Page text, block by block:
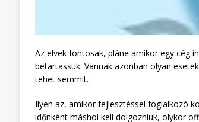
Az elvek fontosak, pláne amikor egy cég
betartassuk. Vannak azonban olyan
tehet semmit.
Ilyen az, amikor fejlesztéssel foglalkozó
időnként máshol kell dolgozniuk, olykor